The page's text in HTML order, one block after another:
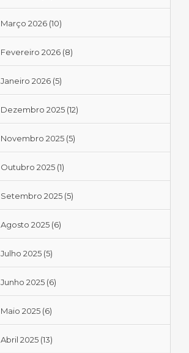
Março 2026(10)
Fevereiro 2026(8)
Janeiro 2026(5)
Dezembro 2025(12)
Novembro 2025(5)
Outubro 2025(1)
Setembro 2025(5)
Agosto 2025(6)
Julho 2025(5)
Junho 2025(6)
Maio 2025(6)
Abril 2025(13)